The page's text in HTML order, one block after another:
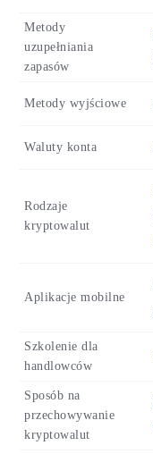
Metody
uzupełniania
zapasów
Metody wyjściowe
Waluty konta
Rodzaje
kryptowalut
Aplikacje mobilne
Szkolenie dla
handlowców
Sposób na
przechowywanie
kryptowalut